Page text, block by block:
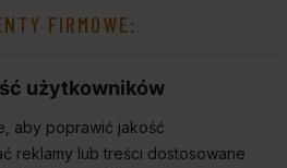
użytkowników
aby poprawić jakość
reklamy lub treści dostosowane
FIRMOWE: